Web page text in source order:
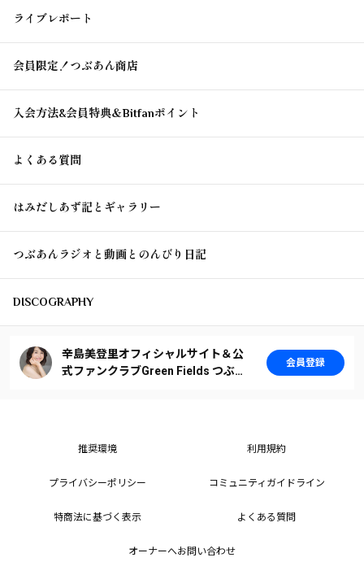
ライブレポート
会員限定！つぶあん商店
入会方法&会員特典＆Bitfanポイント
よくある質問
はみだしあず記とギャラリー
つぶあんラジオと動画とのんびり日記
DISCOGRAPHY
辛島美登里オフィシャルサイト＆公
式ファンクラブGreen Fields つぶあ
会員登録
推奨環境 利用規約
プライバシーポリシー コミュニティガイドライン
特商法に基づく表示 よくある質問
オーナーへお問い合わせ